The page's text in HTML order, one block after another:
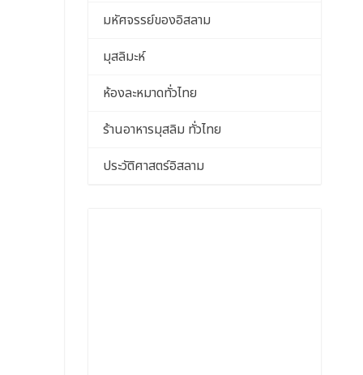
มหัศจรรย์ของอิสลาม
มุสลิมะห์
ห้องละหมาดทั่วไทย
ร้านอาหารมุสลิม ทั่วไทย
ประวัติศาสตร์อิสลาม